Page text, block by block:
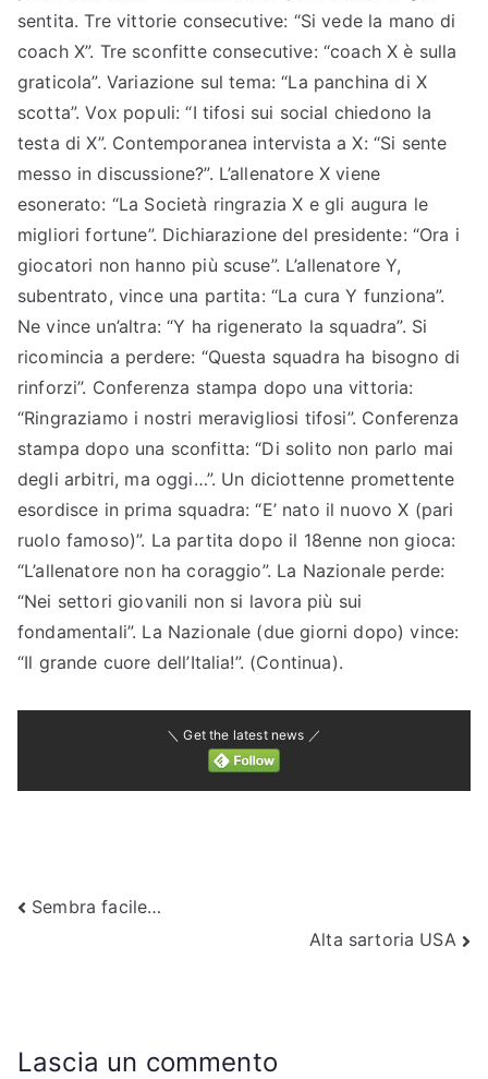
sentita. Tre vittorie consecutive: “Si vede la mano di
coach X”. Tre sconfitte consecutive: “coach X è sulla
graticola”. Variazione sul tema: “La panchina di X
scotta”. Vox populi: “I tifosi sui social chiedono la
testa di X”. Contemporanea intervista a X: “Si sente
messo in discussione?”. L’allenatore X viene
esonerato: “La Società ringrazia X e gli augura le
migliori fortune”. Dichiarazione del presidente: “Ora i
giocatori non hanno più scuse”. L’allenatore Y,
subentrato, vince una partita: “La cura Y funziona”.
Ne vince un’altra: “Y ha rigenerato la squadra”. Si
ricomincia a perdere: “Questa squadra ha bisogno di
rinforzi”. Conferenza stampa dopo una vittoria:
“Ringraziamo i nostri meravigliosi tifosi”. Conferenza
stampa dopo una sconfitta: “Di solito non parlo mai
degli arbitri, ma oggi…”. Un diciottenne promettente
esordisce in prima squadra: “E’ nato il nuovo X (pari
ruolo famoso)”. La partita dopo il 18enne non gioca:
“L’allenatore non ha coraggio”. La Nazionale perde:
“Nei settori giovanili non si lavora più sui
fondamentali”. La Nazionale (due giorni dopo) vince:
“Il grande cuore dell’Italia!”. (Continua).
＼ Get the latest news ／
Navigazione
Sembra facile…
Alta sartoria USA
Lascia un commento